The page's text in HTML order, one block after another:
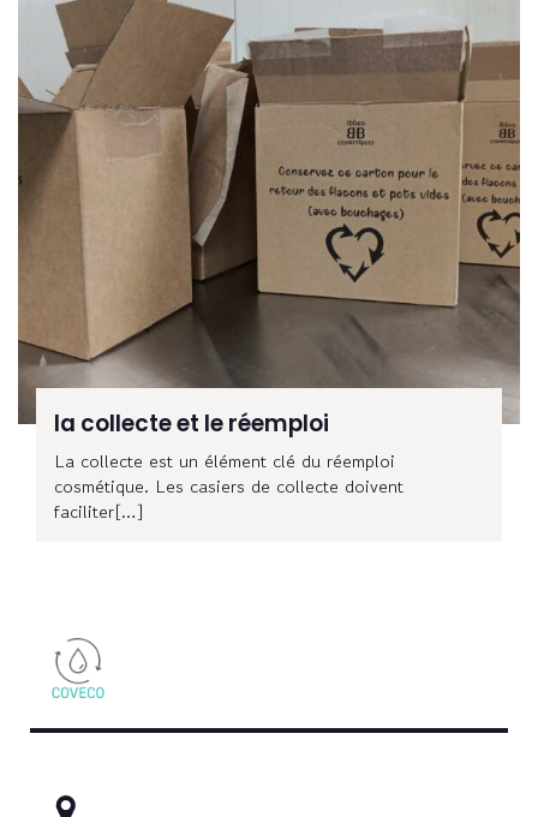
la collecte et le réemploi
La collecte est un élément clé du réemploi
cosmétique. Les casiers de collecte doivent
faciliter[…]